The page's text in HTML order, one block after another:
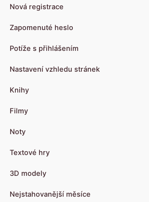
Nová registrace
Zapomenuté heslo
Potíže s přihlášením
Nastavení vzhledu stránek
Knihy
Filmy
Noty
Textové hry
3D modely
Nejstahovanější měsíce